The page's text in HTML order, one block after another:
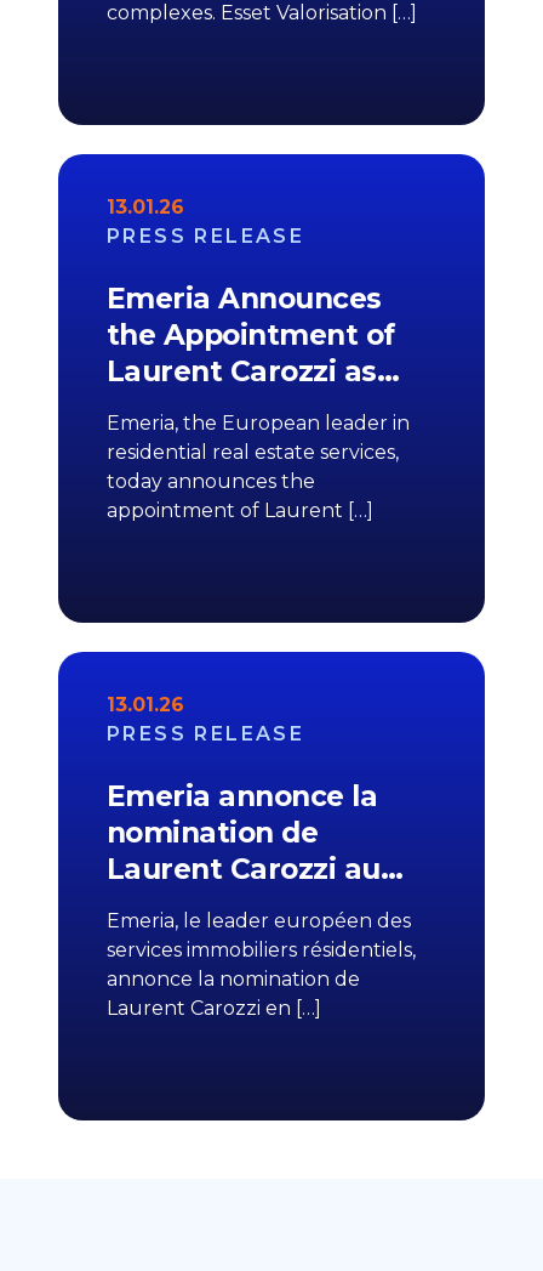
complexes. Esset Valorisation […]
13.01.26
PRESS RELEASE
Emeria Announces
the Appointment of
Laurent Carozzi as…
Emeria, the European leader in
residential real estate services,
today announces the
appointment of Laurent […]
13.01.26
PRESS RELEASE
Emeria annonce la
nomination de
Laurent Carozzi au…
Emeria, le leader européen des
services immobiliers résidentiels,
annonce la nomination de
Laurent Carozzi en […]